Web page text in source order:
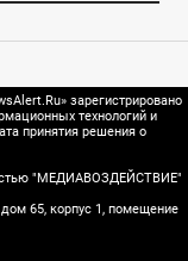
зарегистрировано
технологий и
принятия решения о
"МЕДИАВОЗДЕЙСТВИЕ"
65, корпус 1, помещение